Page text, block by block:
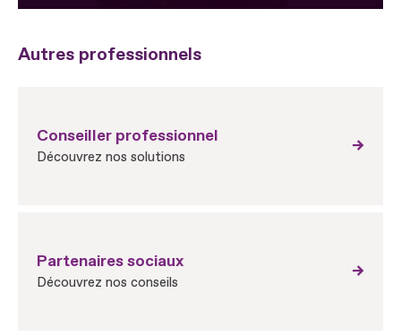
Autres professionnels
Conseiller professionnel
Découvrez nos solutions
Partenaires sociaux
Découvrez nos conseils